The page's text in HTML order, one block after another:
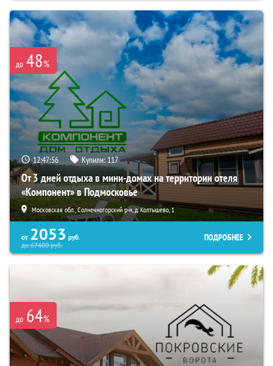
до 48%
12:47:54 Купили: 117
От 3 дней отдыха в мини-домах на территории отеля
«Компонент» в Подмосковье
Московская обл., Солнечногорский р-н, д. Колтышево, 1
от 2053 руб.
до67400руб.
ПОДРОБНЕЕ
до 64%